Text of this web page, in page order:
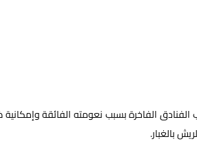
الفاخرة بسبب نعومته الفائقة
بالغبار.